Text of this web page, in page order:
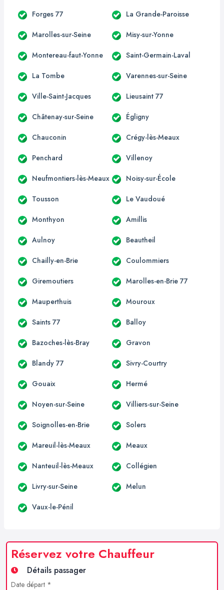
Forges 77 La Grande-Paroisse
Marolles-sur-Seine Misy-sur-Yonne
Montereau-faut-Yonne Saint-Germain-Laval
La Tombe Varennes-sur-Seine
Ville-Saint-Jacques Lieusaint 77
Châtenay-sur-Seine Égligny
Chauconin Crégy-lès-Meaux
Penchard Villenoy
Neufmontiers-lès-Meaux Noisy-sur-École
Tousson Le Vaudoué
Monthyon Amillis
Aulnoy Beautheil
Chailly-en-Brie Coulommiers
Giremoutiers Marolles-en-Brie 77
Mauperthuis Mouroux
Saints 77 Balloy
Bazoches-lès-Bray Gravon
Blandy 77 Sivry-Courtry
Gouaix Hermé
Noyen-sur-Seine Villiers-sur-Seine
Soignolles-en-Brie Solers
Mareuil-lès-Meaux Meaux
Nanteuil-lès-Meaux Collégien
Livry-sur-Seine Melun
Vaux-le-Pénil
Réservez votre Chauffeur
Détails passager
Date départ *